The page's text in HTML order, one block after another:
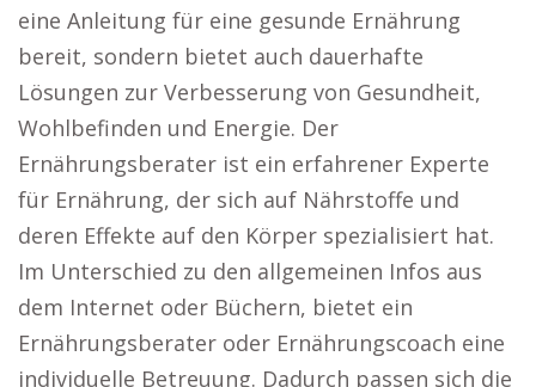
eine Anleitung für eine gesunde Ernährung
bereit, sondern bietet auch dauerhafte
Lösungen zur Verbesserung von Gesundheit,
Wohlbefinden und Energie. Der
Ernährungsberater ist ein erfahrener Experte
für Ernährung, der sich auf Nährstoffe und
deren Effekte auf den Körper spezialisiert hat.
Im Unterschied zu den allgemeinen Infos aus
dem Internet oder Büchern, bietet ein
Ernährungsberater oder Ernährungscoach eine
individuelle Betreuung. Dadurch passen sich die